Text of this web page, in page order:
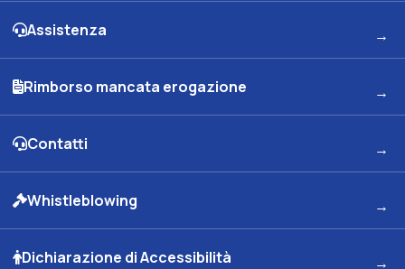
Assistenza
Rimborso mancata erogazione
Contatti
Whistleblowing
Dichiarazione di Accessibilità